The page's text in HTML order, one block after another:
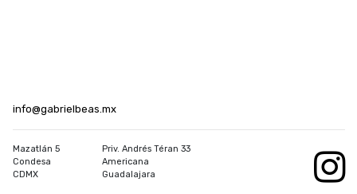
info@gabrielbeas.mx
Mazatlán 5
Condesa
CDMX
Priv. Andrés Téran 33
Americana
Guadalajara